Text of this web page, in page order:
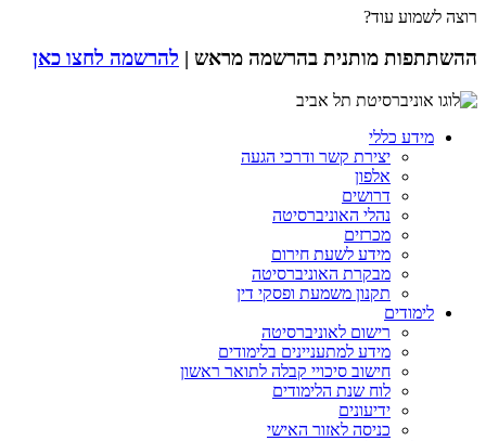
רוצה לשמוע עוד?
ההשתתפות מותנית בהרשמה מראש | להרשמה לחצו כאן
מידע כללי
יצירת קשר ודרכי הגעה
אלפון
דרושים
נהלי האוניברסיטה
מכרזים
מידע לשעת חירום
מבקרת האוניברסיטה
תקנון משמעת ופסקי דין
לימודים
רישום לאוניברסיטה
מידע למתעניינים בלימודים
חישוב סיכויי קבלה לתואר ראשון
לוח שנת הלימודים
ידיעונים
כניסה לאזור האישי